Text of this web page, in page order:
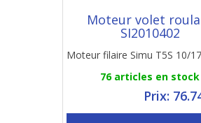
Moteur volet
SI2010402
Moteur filaire Simu T5S 10/17
76 articles en stock
Prix: